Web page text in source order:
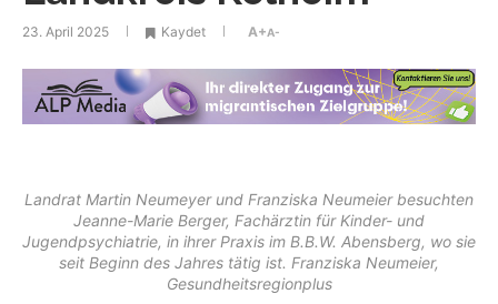
23. April 2025 Kaydet A+A-
Landrat Martin Neumeyer und Franziska Neumeier besuchten
Jeanne-Marie Berger, Fachärztin für Kinder- und
Jugendpsychiatrie, in ihrer Praxis im B.B.W. Abensberg, wo sie
seit Beginn des Jahres tätig ist. Franziska Neumeier,
Gesundheitsregionplus